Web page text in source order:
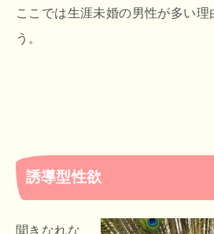
ここでは生涯未婚の男性が多い理
う。
誘導型性欲
聞きなれな